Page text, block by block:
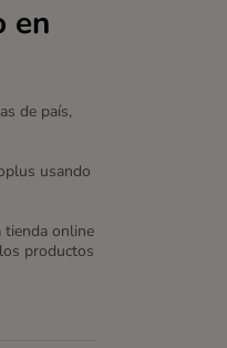
en
de país,
usando
tienda online
productos